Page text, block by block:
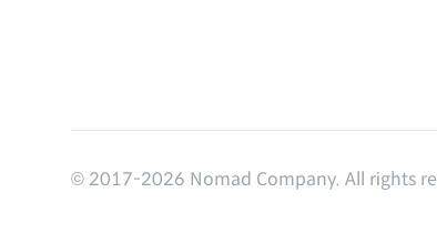
© 2017-2026 Nomad Company. All rights